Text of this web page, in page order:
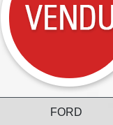
FORD